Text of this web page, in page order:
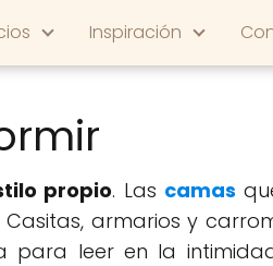
Inspiración
propio. Las camas
armarios y
para leer en la